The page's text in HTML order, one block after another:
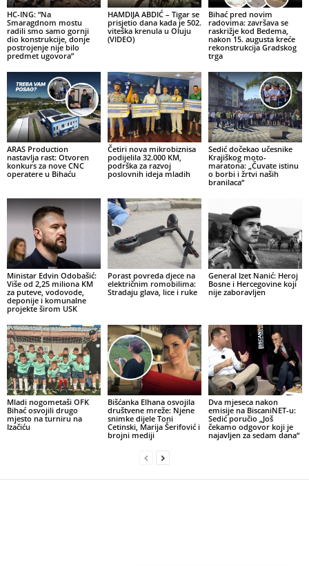
HC-ING: “Na
Smaragdnom mostu
radili smo samo gornji
dio konstrukcije, donje
postrojenje nije bilo
predmet ugovora”
HAMDIJA ABDIĆ – Tigar se
prisjetio dana kada je 502.
viteška krenula u Oluju
(VIDEO)
Bihać pred novim
radovima: završava se
raskrižje kod Bedema,
nakon 15. augusta kreće
rekonstrukcija Gradskog
trga
ARAS Production
nastavlja rast: Otvoren
konkurs za nove CNC
operatere u Bihaću
Četiri nova mikrobiznisa
podijelila 32.000 KM,
podrška za razvoj
poslovnih ideja mladih
Sedić dočekao učesnike
Krajiškog moto-
maratona: „Čuvate istinu
o borbi i žrtvi naših
branilaca“
Ministar Edvin Odobašić:
Više od 2,25 miliona KM
za puteve, vodovode,
deponije i komunalne
projekte širom USK
Porast povreda djece na
električnim romobilima:
Stradaju glava, lice i ruke
General Izet Nanić: Heroj
Bosne i Hercegovine koji
nije zaboravljen
Mladi nogometaši OFK
Bihać osvojili drugo
mjesto na turniru na
Izačiću
Bišćanka Elhana osvojila
društvene mreže: Njene
snimke dijele Toni
Cetinski, Marija Šerifović i
brojni mediji
Dva mjeseca nakon
emisije na BiscaniNET-u:
Sedić poručio „Još
čekamo odgovor koji je
najavljen za sedam dana“